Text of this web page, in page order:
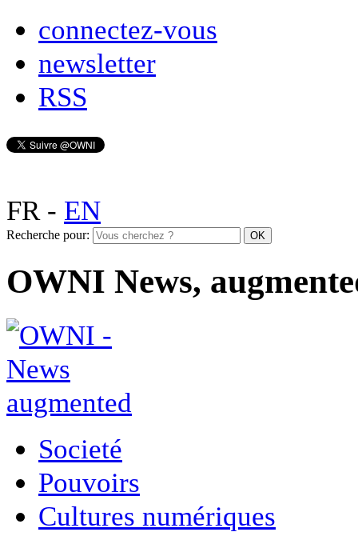
connectez-vous
newsletter
RSS
FR- EN
Recherche pour:
OWNI News,
Societé
Pouvoirs
Cultures numériques